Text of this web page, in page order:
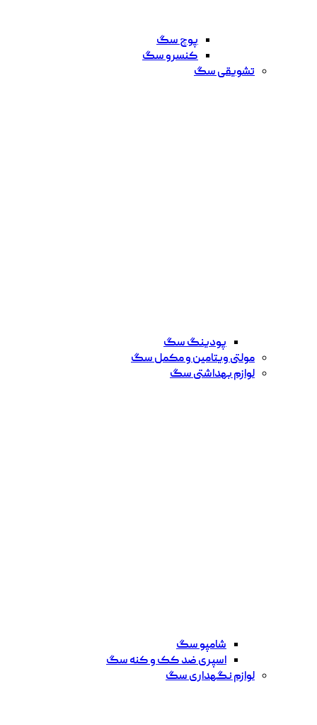
پوچ سگ
کنسرو سگ
تشویقی سگ
پودینگ سگ
مولتی ویتامین و مکمل سگ
لوازم بهداشتی سگ
شامپو سگ
اسپری ضد کک و کنه سگ
لوازم نگهداری سگ